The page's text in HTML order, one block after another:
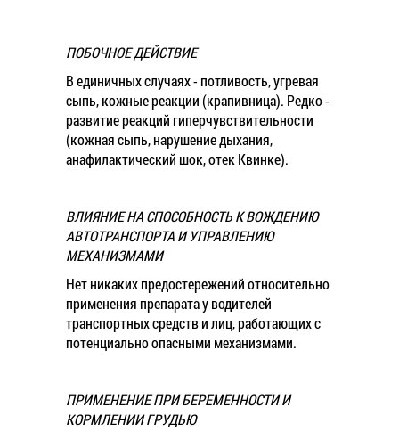
ПОБОЧНОЕ ДЕЙСТВИЕ
В единичных случаях - потливость, угревая
сыпь, кожные реакции (крапивница). Редко -
развитие реакций гиперчувствительности
(кожная сыпь, нарушение дыхания,
анафилактический шок, отек Квинке).
ВЛИЯНИЕ НА СПОСОБНОСТЬ К ВОЖДЕНИЮ
АВТОТРАНСПОРТА И УПРАВЛЕНИЮ
МЕХАНИЗМАМИ
Нет никаких предостережений относительно
применения препарата у водителей
транспортных средств и лиц, работающих с
потенциально опасными механизмами.
ПРИМЕНЕНИЕ ПРИ БЕРЕМЕННОСТИ И
КОРМЛЕНИИ ГРУДЬЮ